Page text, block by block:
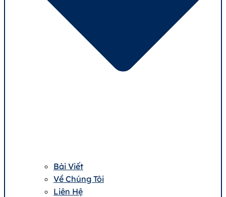
Bài Viết
Về Chúng Tôi
Liên Hệ